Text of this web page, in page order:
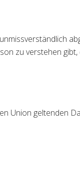
zu verstehen
Union geltenden